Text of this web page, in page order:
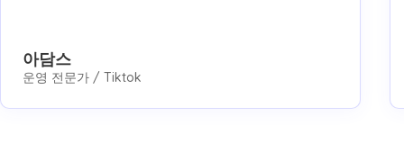
아담스
운영 전문가 / Tiktok